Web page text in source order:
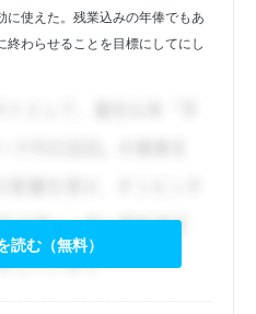
使えた。残業込みの年俸でもあ
わらせることを目標にしてにし
読む（無料）